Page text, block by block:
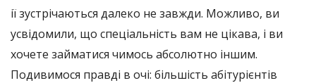
ії зустрічаються далеко не завжди. Можливо, ви
усвідомили, що спеціальність вам не цікава, і ви
хочете займатися чимось абсолютно іншим.
Подивимося правді в очі: більшість абітурієнтів